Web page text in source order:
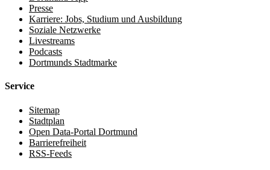
Presse
Karriere: Jobs, Studium und Ausbildung
Soziale Netzwerke
Livestreams
Podcasts
Dortmunds Stadtmarke
Service
Sitemap
Stadtplan
Open Data-Portal Dortmund
Barrierefreiheit
RSS-Feeds